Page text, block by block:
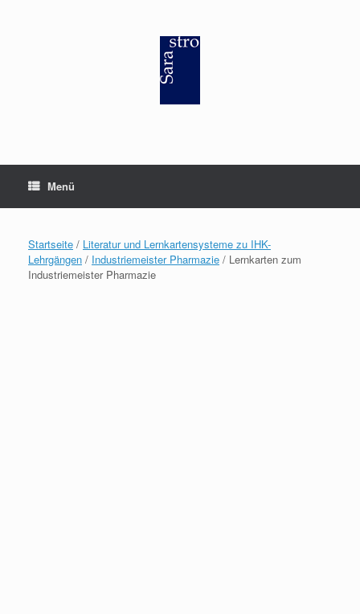
Menü
Startseite / Literatur und Lernkartensysteme zu IHK-
Lehrgängen / Industriemeister Pharmazie / Lernkarten zum
Industriemeister Pharmazie